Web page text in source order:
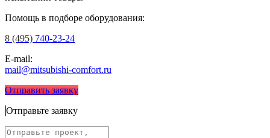
Помощь в подборе оборудования:
8 (495) 740-23-24
E-mail:
mail@mitsubishi-comfort.ru
Отправить заявку
Отправьте заявку